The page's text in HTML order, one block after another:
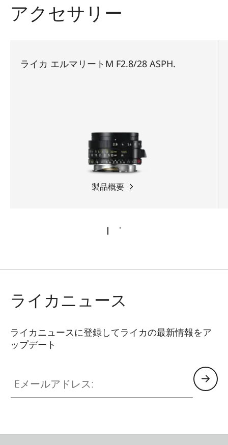
アクセサリー
ライカ エルマリートM F2.8/28 ASPH.
製品概要
ライカニュース
ライカニュースに登録してライカの最新情報をア
ップデート